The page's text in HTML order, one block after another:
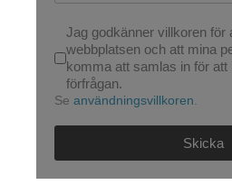
Jag godkänner villkoren för
webbplatsen och att mina
komma att samlas in för att
förfrågan.
Seanvändningsvillkoren.
Skicka